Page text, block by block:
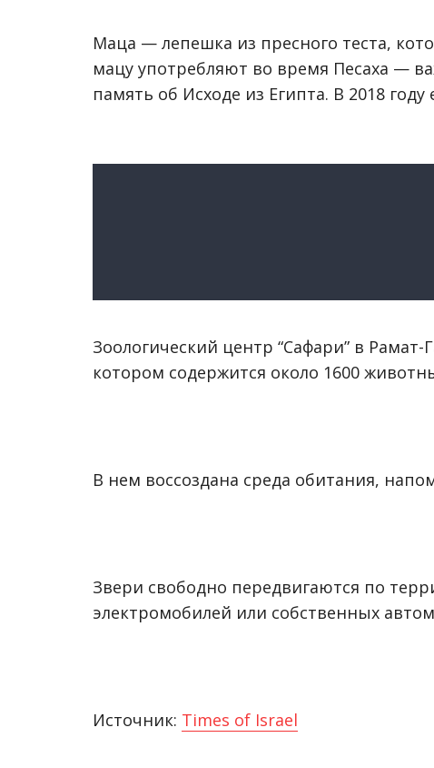
Маца — лепешка из пресного теста,
мацу употребляют во время Песаха —
память об Исходе из Египта. В 2018
Зоологический центр “Сафари” в
котором содержится около 1600
В нем воссоздана среда обитания,
Звери свободно передвигаются по
электромобилей или собственных
Источник: Times of Israel